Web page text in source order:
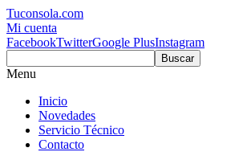
Tuconsola.com
Mi cuenta
FacebookTwitterGoogle PlusInstagram
Buscar
Menu
Inicio
Novedades
Servicio Técnico
Contacto